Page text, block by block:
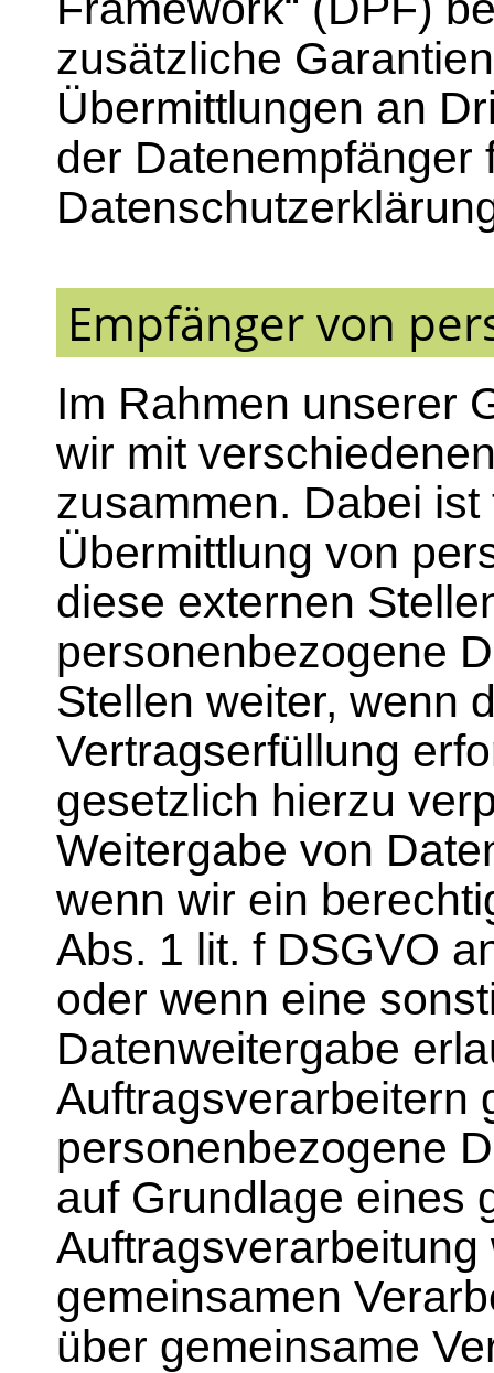
zusätzliche
Übermittlungen an
der Datenempfänger
Empfänger von
Im Rahmen unserer
wir mit
zusammen. Dabei
Übermittlung von
diese externen
personenbezogene
Stellen weiter, wenn
Vertragserfüllung
gesetzlich hierzu
Weitergabe von
wenn wir ein
Abs. 1 lit. f DSGVO
oder wenn eine
Datenweitergabe
Auftragsverarbeitern
personenbezogene
auf Grundlage eines
gemeinsamen
über gemeinsame